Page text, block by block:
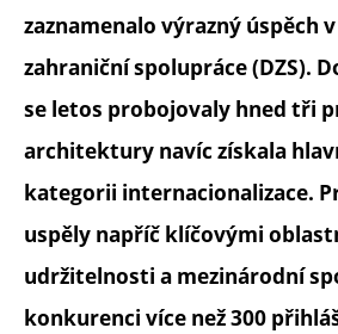
zaznamenalo výrazný úspěch
zahraniční spolupráce (DZS).
se letos probojovaly hned tři
architektury navíc získala
kategorii internacionalizace.
uspěly napříč klíčovými
udržitelnosti a mezinárodní
konkurenci více než 300